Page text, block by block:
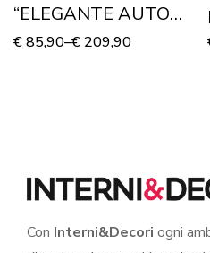
“ELEGANTE AUTO
D’EPOCA” – Stampa
€85,90–€ 209,90
Con Interni&Decori ogni